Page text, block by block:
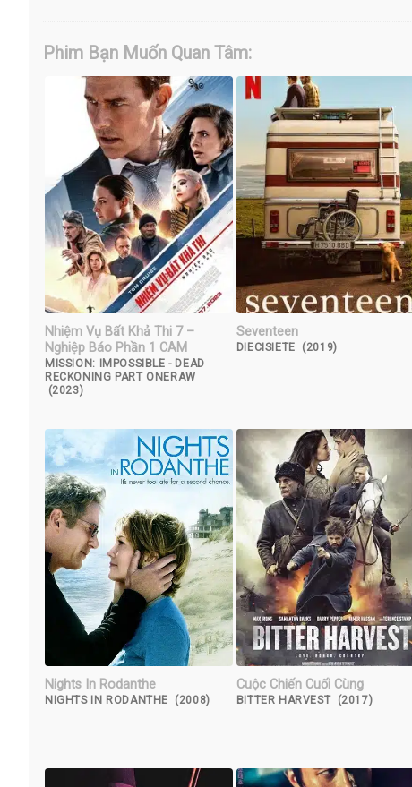
Phim Bạn Muốn Quan Tâm:
Nhiệm Vụ Bất Khả Thi 7 –
Nghiệp Báo Phần 1 CAM
MISSION: IMPOSSIBLE - DEAD
RECKONING PART ONERAW
(2023)
Seventeen
DIECISIETE (2019)
Nights In Rodanthe
NIGHTS IN RODANTHE (2008)
Cuộc Chiến Cuối Cùng
BITTER HARVEST (2017)